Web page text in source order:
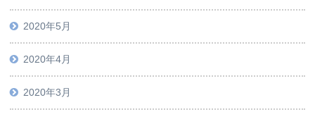
2020年5月
2020年4月
2020年3月